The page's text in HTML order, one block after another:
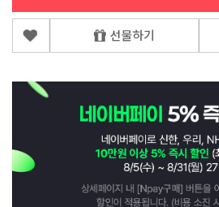
선물하기